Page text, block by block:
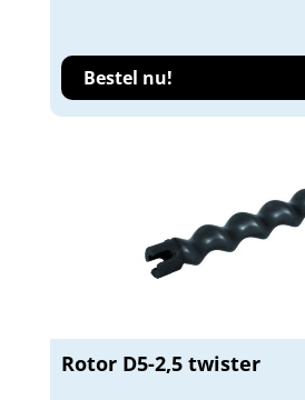
Bestel nu!
Rotor D5-2,5 twister